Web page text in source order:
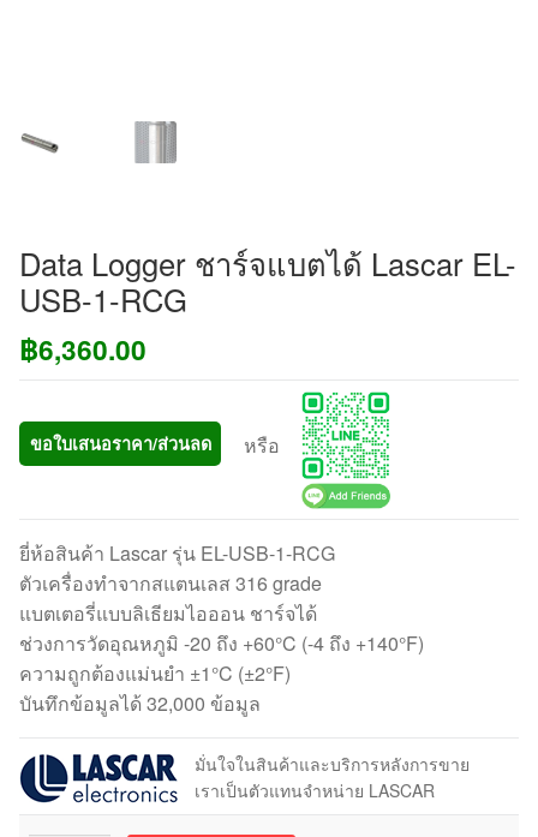
Data Logger ชาร์จแบตได้ Lascar EL-
USB-1-RCG
฿6,360.00
ขอใบเสนอราคา/ส่วนลด หรือ
ยี่ห้อสินค้า Lascar รุ่น EL-USB-1-RCG
ตัวเครื่องทำจากสแตนเลส 316 grade
แบตเตอรี่แบบลิเธียมไอออน ชาร์จได้
ช่วงการวัดอุณหภูมิ -20 ถึง +60°C (-4 ถึง +140°F)
ความถูกต้องแม่นยำ ±1°C (±2°F)
บันทึกข้อมูลได้ 32,000 ข้อมูล
มั่นใจในสินค้าและบริการหลังการขาย
เราเป็นตัวแทนจำหน่าย LASCAR